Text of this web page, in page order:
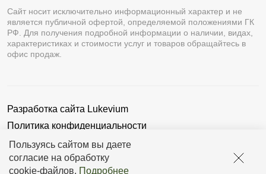
Пользуясь сайтом вы даете
согласие на обработку
cookie-файлов. Подробнее
Сайт носит исключительно информационный характер и не
является публичной офертой, определяемой положениями ГК
РФ. Для получения подробной информации о наличии, видах,
характеристиках и стоимости услуг и товаров обращайтесь в
офис продаж.
Разработка сайта Lukevium
Политика конфиденциальности
Пользовательское соглашение